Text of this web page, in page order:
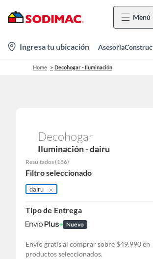
Menú
location-
icon
Ingresa tu ubicación Asesoría
Home Decohogar - Iluminación
Decohogar
Iluminación - dairu
Resultados (186)
Filtro seleccionado
dairu
Tipo de Entrega
Nuevo
Envío gratis al comprar sobre $49.990 en
productos seleccionados.